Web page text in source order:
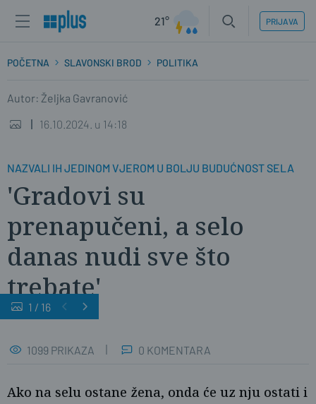
21° PRIJAVA
POČETNA SLAVONSKI BROD POLITIKA
Autor: Željka Gavranović
16.10.2024. u 14:18
NAZVALI IH JEDINOM VJEROM U BOLJU BUDUĆNOST SELA
'Gradovi su
prenapučeni, a selo
danas nudi sve što
trebate'
1 / 16
1099 PRIKAZA 0 KOMENTARA
Ako na selu ostane žena, onda će uz nju ostati i